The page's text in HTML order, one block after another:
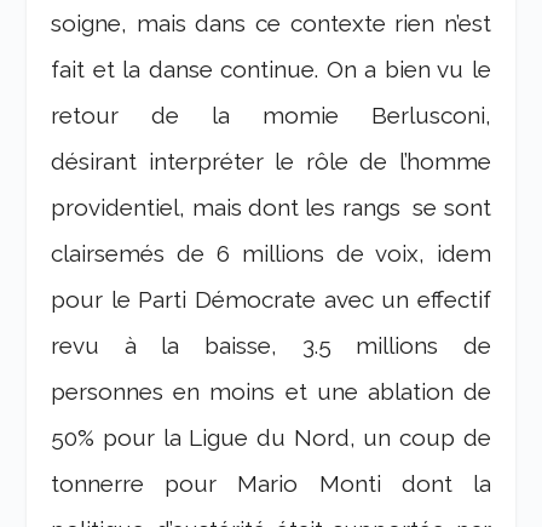
soigne, mais dans ce contexte rien n’est
fait et la danse continue. On a bien vu le
retour de la momie Berlusconi,
désirant interpréter le rôle de l’homme
providentiel, mais dont les rangs se sont
clairsemés de 6 millions de voix, idem
pour le Parti Démocrate avec un effectif
revu à la baisse, 3.5 millions de
personnes en moins et une ablation de
50% pour la Ligue du Nord, un coup de
tonnerre pour Mario Monti dont la